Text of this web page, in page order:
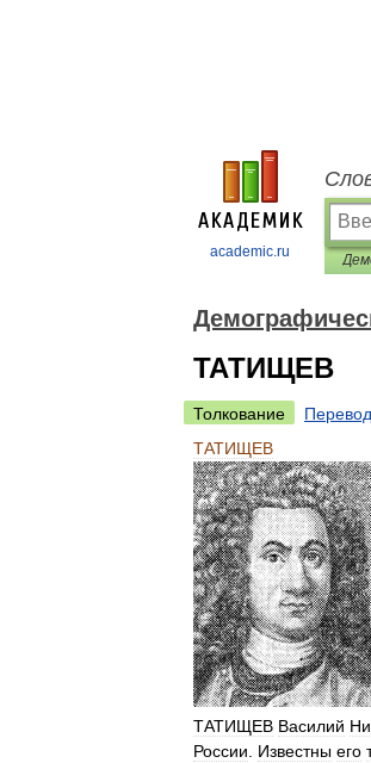
academic.ru
ТАТИЩЕВ
Толкование
Перевод
ТАТИЩЕВ
ТАТИЩЕВ Василий
России
Известны его